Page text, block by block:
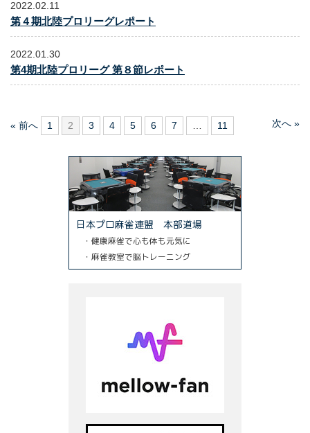
2022.02.11
第４期北陸プロリーグレポート
2022.01.30
第4期北陸プロリーグ 第８節レポート
« 前へ 1 2 3 4 5 6 7 … 11 次へ »
日本プロ麻雀連盟 本部道場
・健康麻雀で心も体も元気に
・麻雀教室で脳トレーニング